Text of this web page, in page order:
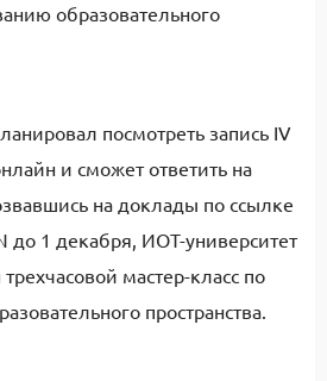
образовательного
посмотреть запись IV
и сможет ответить на
на доклады по ссылке
до 1 декабря, ИОТ-университет
мастер-класс по
пространства.